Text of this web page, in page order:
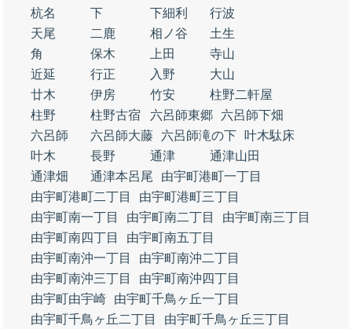
杭名
下 下細利
行波
天尾
二鹿 相ノ谷
土生
角
保木 上田
寺山
近延
行正 入野
大山
廿木
伊房 竹安
柱野二軒屋
柱野
柱野古宿 六呂師東郷
六呂師下畑
六呂師
六呂師大藤 六呂師滝の下
叶木駄床
叶木
長野 通津
通津山田
通津畑
通津本呂尾
由宇町港町一丁目
由宇町港町二丁目
由宇町港町三丁目
由宇町南一丁目
由宇町南二丁目
由宇町南三丁目
由宇町南四丁目
由宇町南五丁目
由宇町南沖一丁目
由宇町南沖二丁目
由宇町南沖三丁目
由宇町南沖四丁目
由宇町由宇崎
由宇町千鳥ヶ丘一丁目
由宇町千鳥ヶ丘二丁目
由宇町千鳥ヶ丘三丁目